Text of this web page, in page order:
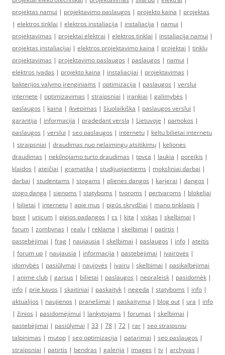
projektas namui | projektavimo paslaugos | projekto kaina | projektas
| elektros tinklai | elektros instaliacija | instaliacija | namui |
projektavimas | projektai elektrai | elektros tinklai | instaliacija namui |
projektas instaliacijai | elektros projektavimo kaina | projektai | tinklų
projektavimas | projektavimo paslaugos | paslaugos | namui |
elektros įvadas | projekto kaina | instaliacijai | projektavimas |
bakterijos valymo įrenginiams | optimizacija | paslaugos | verslui
internete | optimizavimas | straipsniai | įrankiai | galimybės |
paslaugos | kaina | įkvėpimas | šiuolaikiška | paslaugos verslui |
garantija | informacija | pradedant verslą | Lietuvoje | pamokos |
paslaugos | verslui | seo paslaugos | internetu | keltu bilietai internetu
| straipsniai | draudimas nuo nelaimingų atsitikimų | kelionės
draudimas | nekilnojamo turto draudimas | tpvca | laukia | poreikis |
klaidos | ateičiai | gramatika | studijuojantiems | moksliniai darbai |
darbai | studentams | stogams | plienės dangos | karjerai | dangos |
stogo danga | sienoms | statyboms | tvoroms | pertvaroms | blokeliai
| bilietai | internetu | apie mus | pigūs skrydžiai | mano tinklapis |
boxe | unicum | pigios padangos | cs | kita | viskas | skelbimai |
forum | zombynas | realu | reklama | skelbimai | patirtis |
pastebėjimai | frag | naujausia | skelbimai | paslaugos | info | ateitis
| forum up | naujausia | informacija | pastebėjimai | įvairovės |
įdomybės | pasiūlymai | naujovės | įvairu | skelbimai | pasikalbėjimai
| anime club | garsus | bilietai | paslaugos | nepraleisk | pasidomėk |
info | prie kavos | skaitiniai | paskaityk | negeda | statyboms | info |
aktualijos | naujienos | pranešimai | paskaitymui | blog out | ura | info
| žinios | pasidomėjimui | lankytojams | forumas | skelbimai |
pastebėjimai | pasiūlymai | 33 | 78 | 72 | rar | seo straipsniu
talpinimas | mutop | seo optimizacija | patarimai | seo paslaugos |
straipsniai | patirtis | bendras | galerija | images | tv | archyvas |